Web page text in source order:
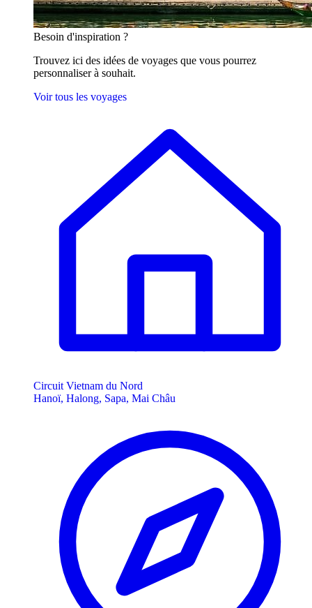
Besoin d'inspiration ?
Trouvez ici des idées de voyages que vous pourrez
personnaliser à souhait.
Voir tous les voyages
Circuit Vietnam du Nord
Hanoï, Halong, Sapa, Mai Châu